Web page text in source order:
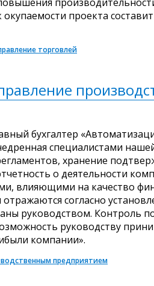
проекта
торговлей
бухгалтер
специалистами
хранение
о деятельности
влияющими на качество
согласно
руководством. Контроль
руководству
компании».
предприятием